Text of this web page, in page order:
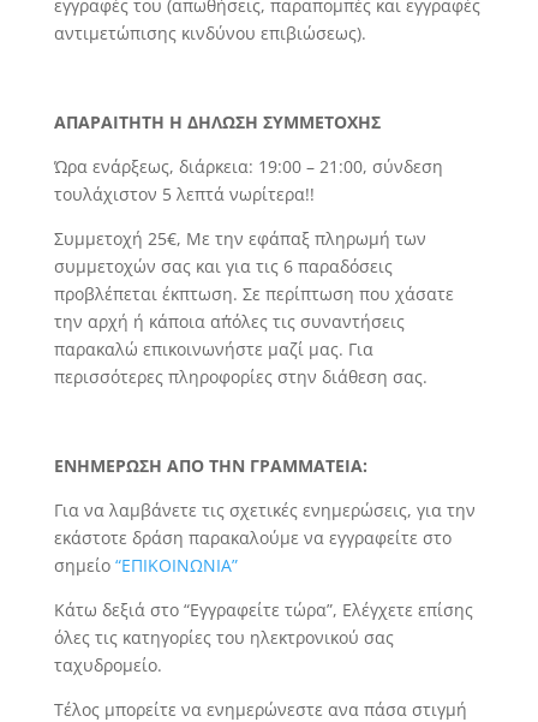
εγγραφές του (απωθήσεις, παραπομπές και εγγραφές
αντιμετώπισης κινδύνου επιβιώσεως).
ΑΠΑΡΑΙΤΗΤΗ Η ΔΗΛΩΣΗ ΣΥΜΜΕΤΟΧΗΣ
Ώρα ενάρξεως, διάρκεια: 19:00 – 21:00, σύνδεση
τουλάχιστον 5 λεπτά νωρίτερα!!
Συμμετοχή 25€, Με την εφάπαξ πληρωμή των
συμμετοχών σας και για τις 6 παραδόσεις
προβλέπεται έκπτωση. Σε περίπτωση που χάσατε
την αρχή ή κάποια απ΄όλες τις συναντήσεις
παρακαλώ επικοινωνήστε μαζί μας. Για
περισσότερες πληροφορίες στην διάθεση σας.
ΕΝΗΜΕΡΩΣΗ ΑΠΟ ΤΗΝ ΓΡΑΜΜΑΤΕΙΑ:
Για να λαμβάνετε τις σχετικές ενημερώσεις, για την
εκάστοτε δράση παρακαλούμε να εγγραφείτε στο
σημείο “ΕΠΙΚΟΙΝΩΝΙΑ”
Κάτω δεξιά στο “Εγγραφείτε τώρα”, Ελέγχετε επίσης
όλες τις κατηγορίες του ηλεκτρονικού σας
ταχυδρομείο.
Τέλος μπορείτε να ενημερώνεστε ανα πάσα στιγμή